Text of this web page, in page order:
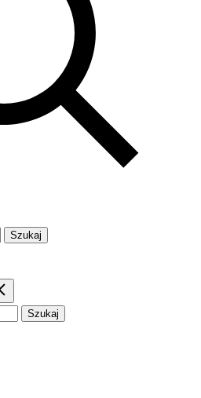
Szukaj
Szukaj